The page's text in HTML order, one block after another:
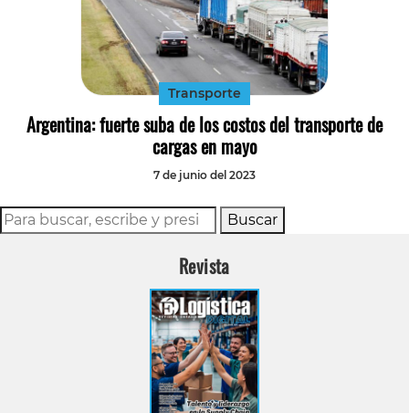
Transporte
Argentina: fuerte suba de los costos del transporte de
cargas en mayo
7 de junio del 2023
Buscar
Revista